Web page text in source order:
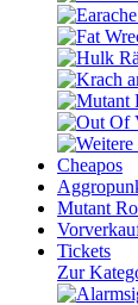
Cheapos
Mutant
Tickets
Zur